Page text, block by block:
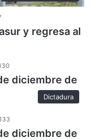
y regresa al
diciembre de
Dictadura
diciembre de